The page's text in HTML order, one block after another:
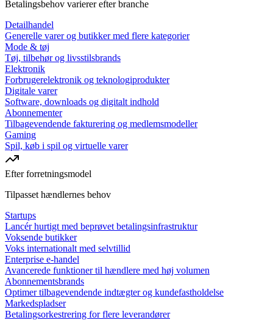
Betalingsbehov varierer efter branche
Detailhandel
Generelle varer og butikker med flere kategorier
Mode & tøj
Tøj, tilbehør og livsstilsbrands
Elektronik
Forbrugerelektronik og teknologiprodukter
Digitale varer
Software, downloads og digitalt indhold
Abonnementer
Tilbagevendende fakturering og medlemsmodeller
Gaming
Spil, køb i spil og virtuelle varer
Efter forretningsmodel
Tilpasset hændlernes behov
Startups
Lancér hurtigt med beprøvet betalingsinfrastruktur
Voksende butikker
Voks internationalt med selvtillid
Enterprise e-handel
Avancerede funktioner til hændlere med høj volumen
Abonnementsbrands
Optimer tilbagevendende indtægter og kundefastholdelse
Markedspladser
Betalingsorkestrering for flere leverandører